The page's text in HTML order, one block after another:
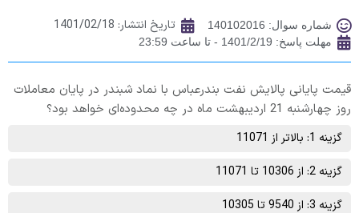
شماره سوال: 140102016 تاریخ انتشار: 1401/02/18
مهلت پاسخ: 1401/2/19 - تا ساعت 23:59
قیمت پایانی پالايش نفت بندرعباس با نماد شبندر در پایان معاملات
روز چهارشنبه 21 اردیبهشت ماه در چه محدوده‌ای خواهد بود؟
گزینه 1: بالاتر از 11071
گزینه 2: از 10306 تا 11071
گزینه 3: از 9540 تا 10305